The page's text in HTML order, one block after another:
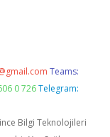
Teams:
0 726 Telegram:
Bilgi Teknolojileri